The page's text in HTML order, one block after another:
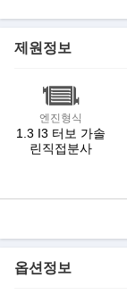
제원정보
엔진형식
1.3 I3 터보 가솔
린직접분사
옵션정보